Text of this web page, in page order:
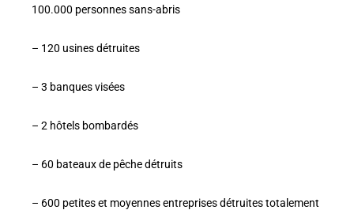
100.000 personnes sans-abris
– 120 usines détruites
– 3 banques visées
– 2 hôtels bombardés
– 60 bateaux de pêche détruits
– 600 petites et moyennes entreprises détruites totalement